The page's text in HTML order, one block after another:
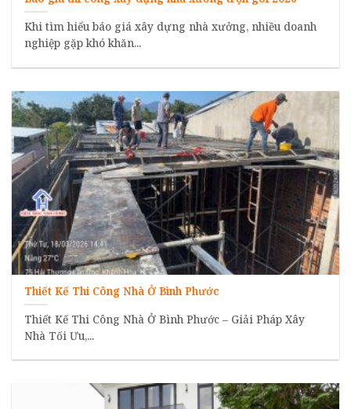
Khi tìm hiểu báo giá xây dựng nhà xưởng, nhiều doanh
nghiệp gặp khó khăn...
Thiết Kế Thi Công Nhà Ở Bình Phước
Thiết Kế Thi Công Nhà Ở Bình Phước – Giải Pháp Xây
Nhà Tối Ưu,...